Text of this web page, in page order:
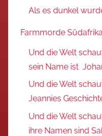
Als es dunkel
Farmmorde Südafrika
Und die Welt
sein Name ist
Und die Welt
Jeannies
Und die Welt
ihre Namen sind